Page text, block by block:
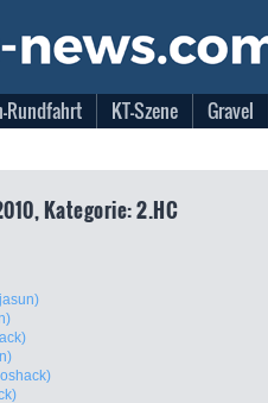
Rundfahrt KT-Szene Gravel
Kategorie: 2.HC